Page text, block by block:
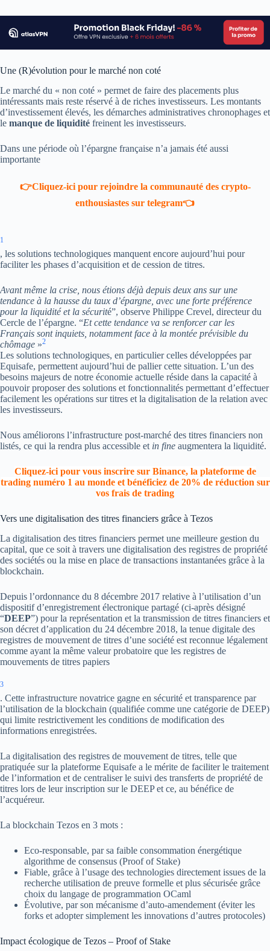
Une (R)évolution pour le marché non coté
Le marché du « non coté » permet de faire des placements plus
intéressants mais reste réservé à de riches investisseurs. Les montants
d’investissement élevés, les démarches administratives chronophages et
le manque de liquidité freinent les investisseurs.
Dans une période où l’épargne française n’a jamais été aussi
importante
👉Cliquez-ici pour rejoindre la communauté des crypto-
enthousiastes sur telegram👈
1
, les solutions technologiques manquent encore aujourd’hui pour
faciliter les phases d’acquisition et de cession de titres.
Avant même la crise, nous étions déjà depuis deux ans sur une
tendance à la hausse du taux d’épargne, avec une forte préférence
pour la liquidité et la sécurité”, observe Philippe Crevel, directeur du
Cercle de l’épargne. “Et cette tendance va se renforcer car les
Français sont inquiets, notamment face à la montée prévisible du
chômage »2
Les solutions technologiques, en particulier celles développées par
Equisafe, permettent aujourd’hui de pallier cette situation. L’un des
besoins majeurs de notre économie actuelle réside dans la capacité à
pouvoir proposer des solutions et fonctionnalités permettant d’effectuer
facilement les opérations sur titres et la digitalisation de la relation avec
les investisseurs.
Nous améliorons l’infrastructure post-marché des titres financiers non
listés, ce qui la rendra plus accessible et in fine augmentera la liquidité.
Cliquez-ici pour vous inscrire sur Binance, la plateforme de
trading numéro 1 au monde et bénéficiez de 20% de réduction sur
vos frais de trading
Vers une digitalisation des titres financiers grâce à Tezos
La digitalisation des titres financiers permet une meilleure gestion du
capital, que ce soit à travers une digitalisation des registres de propriété
des sociétés ou la mise en place de transactions instantanées grâce à la
blockchain.
Depuis l’ordonnance du 8 décembre 2017 relative à l’utilisation d’un
dispositif d’enregistrement électronique partagé (ci-après désigné
“DEEP”) pour la représentation et la transmission de titres financiers et
son décret d’application du 24 décembre 2018, la tenue digitale des
registres de mouvement de titres d’une société est reconnue légalement
comme ayant la même valeur probatoire que les registres de
mouvements de titres papiers
3
. Cette infrastructure novatrice gagne en sécurité et transparence par
l’utilisation de la blockchain (qualifiée comme une catégorie de DEEP)
qui limite restrictivement les conditions de modification des
informations enregistrées.
La digitalisation des registres de mouvement de titres, telle que
pratiquée sur la plateforme Equisafe a le mérite de faciliter le traitement
de l’information et de centraliser le suivi des transferts de propriété de
titres lors de leur inscription sur le DEEP et ce, au bénéfice de
l’acquéreur.
La blockchain Tezos en 3 mots :
Eco-responsable, par sa faible consommation énergétique
algorithme de consensus (Proof of Stake)
Fiable, grâce à l’usage des technologies directement issues de la
recherche utilisation de preuve formelle et plus sécurisée grâce
choix du langage de programmation OCaml
Évolutive, par son mécanisme d’auto-amendement (éviter les
forks et adopter simplement les innovations d’autres protocoles)
Impact écologique de Tezos – Proof of Stake